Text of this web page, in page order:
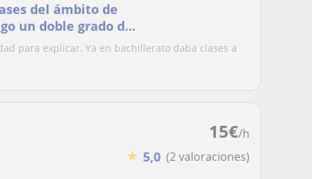
del ámbito de
un doble grado de
12'84 en
para explicar. Ya en bachillerato daba clases a
15€/h
★ 5,0 (2 valoraciones)